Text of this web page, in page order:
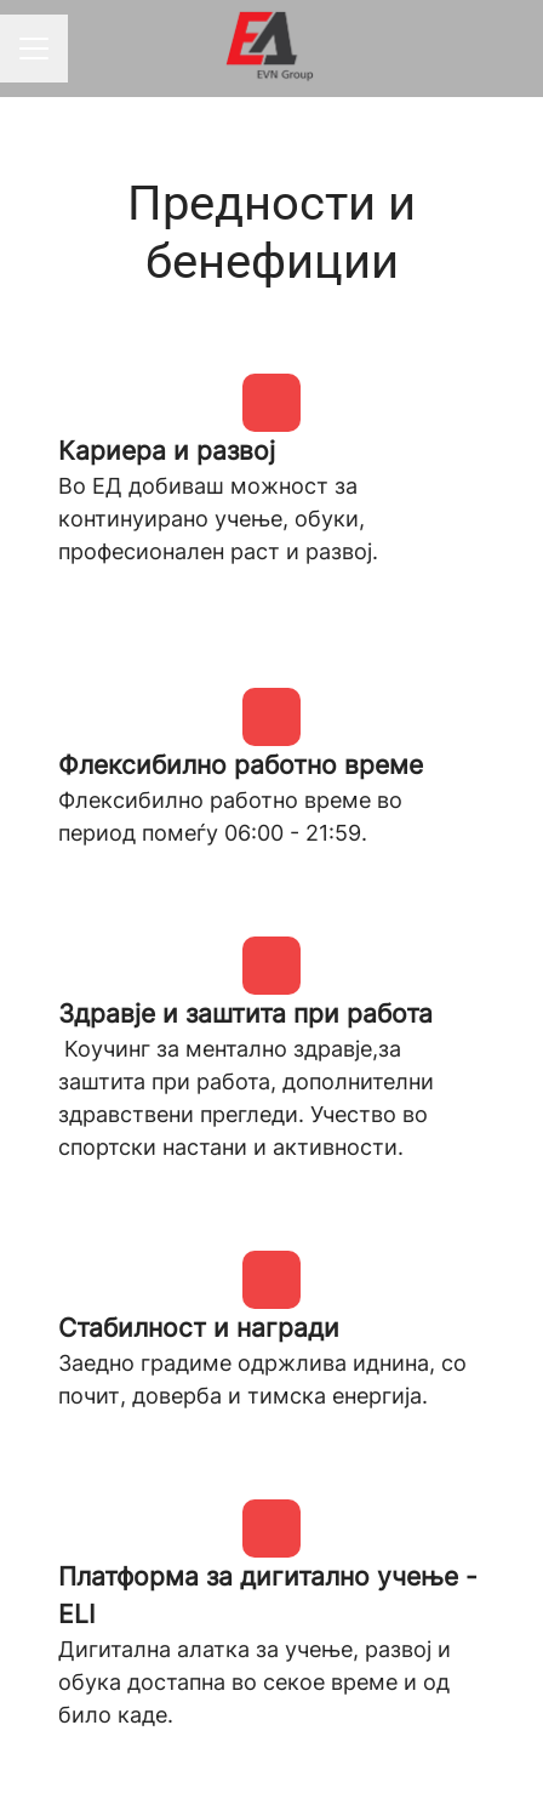
Предности и
бенефиции
Кариера и развој
Во ЕД добиваш можност за
континуирано учење, обуки,
професионален раст и развој.
Флексибилнo работно време
Флексибилно работно време во
период помеѓу 06:00 - 21:59.
Здравје и заштита при работа
Коучинг за ментално здравје,за
заштита при работа, дополнителни
здравствени прегледи. Учество во
спортски настани и активности.
Стабилност и награди
Заедно градиме одржлива иднина, со
почит, доверба и тимска енергија.
Платформа за дигитално учење -
ELI
Дигитална алатка за учење, развој и
обука достапна во секое време и од
било каде.